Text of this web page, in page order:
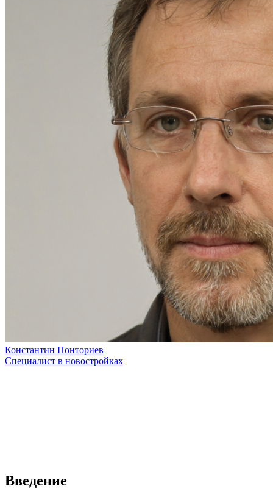
Константин Понториев
Специалист в новостройках
Введение